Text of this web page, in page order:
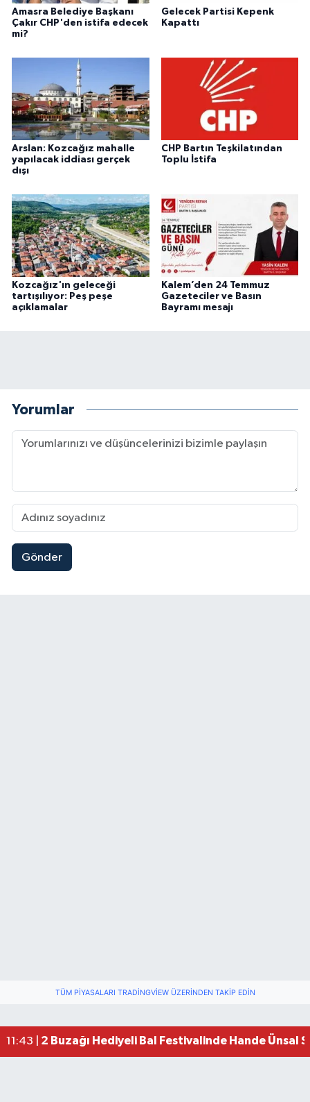
Amasra Belediye Başkanı
Çakır CHP'den istifa edecek
mi?
Gelecek Partisi Kepenk
Kapattı
Arslan: Kozcağız mahalle
yapılacak iddiası gerçek
dışı
CHP Bartın Teşkilatından
Toplu İstifa
Kozcağız'ın geleceği
tartışılıyor: Peş peşe
açıklamalar
Kalem’den 24 Temmuz
Gazeteciler ve Basın
Bayramı mesajı
Yorumlar
Gönder
TÜM PIYASALARI TRADINGVIEW ÜZERINDEN TAKIP EDIN
11:43 | 2 Buzağı Hediyeli Bal Festivalinde Hande Ünsal